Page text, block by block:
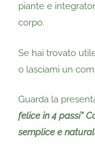
piante e
corpo.
Se hai trovato
o lasciami un
Guarda la
felice in 4 passi”
semplice e